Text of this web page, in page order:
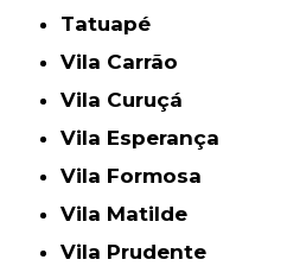
Tatuapé
Vila Carrão
Vila Curuçá
Vila Esperança
Vila Formosa
Vila Matilde
Vila Prudente